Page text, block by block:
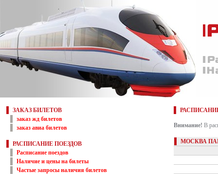
ЗАКАЗ БИЛЕТОВ
заказ жд билетов
заказ авиа билетов
РАСПИСАНИЕ ПОЕЗДОВ
Расписание поездов
Наличие и цены на билеты
Частые запросы наличия билетов
Внимание! В
МОСКВА